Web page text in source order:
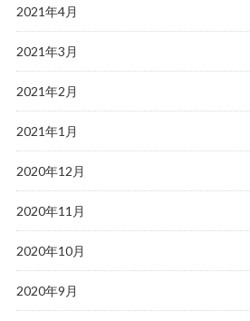
2021年4月
2021年3月
2021年2月
2021年1月
2020年12月
2020年11月
2020年10月
2020年9月